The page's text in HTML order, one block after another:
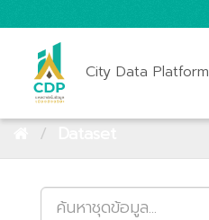
City Data Platform